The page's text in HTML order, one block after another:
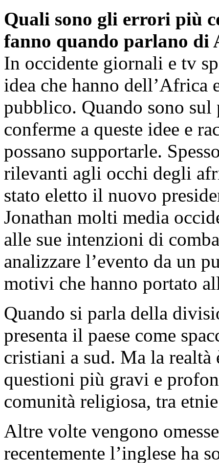
Quali sono gli errori più
fanno quando parlano di
In occidente giornali e tv
idea che hanno dell’Africa
pubblico. Quando sono
conferme a queste idee e
possano supportarle.
rilevanti agli occhi degli
stato eletto il nuovo
Jonathan molti media
alle sue intenzioni di
analizzare l’evento da un
motivi che hanno portato
Quando si parla della
presenta il paese come
cristiani a sud. Ma la realtà
questioni più gravi e
comunità religiosa, tra
Altre volte vengono
recentemente l’inglese ha